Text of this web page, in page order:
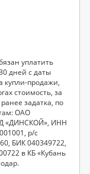
уплатить
дней с даты
купли-продажи,
стоимость, за
задатка, по
ОАО
«ДИНСКОЙ», ИНН
р/с
БИК 040349722,
в КБ «Кубань